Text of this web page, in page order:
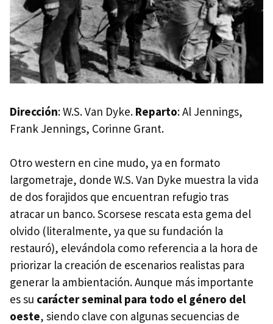
Dirección: W.S. Van Dyke. Reparto: Al Jennings,
Frank Jennings, Corinne Grant.
Otro western en cine mudo, ya en formato
largometraje, donde W.S. Van Dyke muestra la vida
de dos forajidos que encuentran refugio tras
atracar un banco. Scorsese rescata esta gema del
olvido (literalmente, ya que su fundación la
restauró), elevándola como referencia a la hora de
priorizar la creación de escenarios realistas para
generar la ambientación. Aunque más importante
es su carácter seminal para todo el género del
oeste, siendo clave con algunas secuencias de